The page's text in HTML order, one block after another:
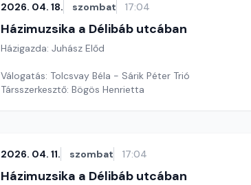
2026. 04. 18. szombat 17:04
Házimuzsika a Délibáb utcában
Házigazda: Juhász Előd
Válogatás: Tolcsvay Béla - Sárik Péter Trió
Társszerkesztő: Bögös Henrietta
2026. 04. 11. szombat 17:04
Házimuzsika a Délibáb utcában